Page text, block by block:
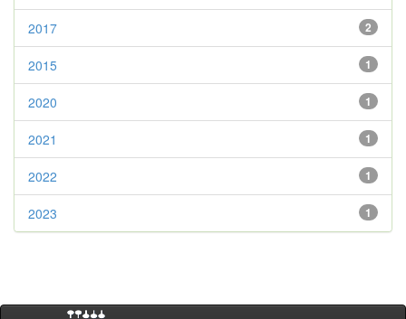
2
2017
1
2015
1
2020
1
2021
1
2022
1
2023